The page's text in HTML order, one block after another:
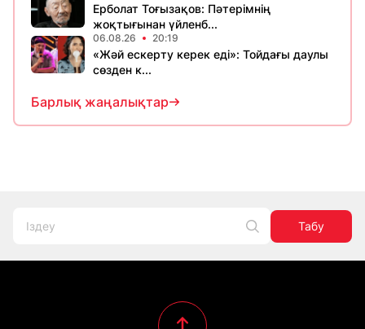
Ерболат Тоғызақов: Пәтерімнің
жоқтығынан үйленб...
06.08.26 20:19
«Жәй ескерту керек еді»: Тойдағы даулы
сөзден к...
Барлық жаңалықтар
Табу